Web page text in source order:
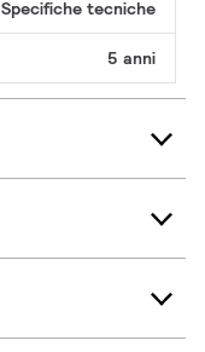
Specifiche tecniche
5 anni